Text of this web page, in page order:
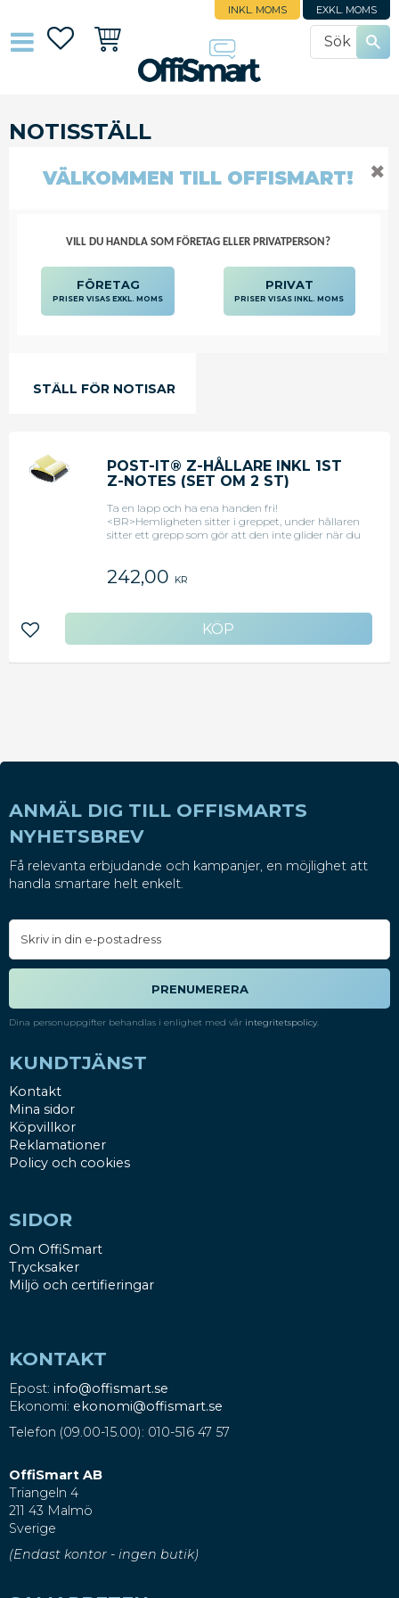
INKL. MOMS EXKL. MOMS
FavoriterKundvagn
NOTISSTÄLL
BLOCK, BLANKETTER
STÄLL FÖR NOTISAR
POST-IT® Z-HÅLLARE INKL 1ST
Z-NOTES (SET OM 2 ST)
Ta en lapp och ha ena handen fri!
<BR>Hemligheten sitter i greppet, under hållaren
sitter ett grepp som gör att den inte glider när du
242,00 KR
Lägg till i favoriter
ANMÄL DIG TILL OFFISMARTS
NYHETSBREV
Få relevanta erbjudande och kampanjer, en möjlighet att
handla smartare helt enkelt.
PRENUMERERA
Dina personuppgifter behandlas i enlighet med vår integritetspolicy.
KUNDTJÄNST
Kontakt
Mina sidor
Köpvillkor
Reklamationer
Policy och cookies
SIDOR
Om OffiSmart
Trycksaker
Miljö och certifieringar
KONTAKT
Epost: info@offismart.se
Ekonomi: ekonomi@offismart.se
Telefon (09.00-15.00): 010-516 47 57
OffiSmart AB
Triangeln 4
211 43 Malmö
Sverige
(Endast kontor - ingen butik)
VÄLKOMMEN TILL OFFISMART!
VILL DU HANDLA SOM FÖRETAG ELLER PRIVATPERSON?
FÖRETAG
PRISER VISAS EXKL. MOMS
PRIVAT
PRISER VISAS INKL. MOMS
✖